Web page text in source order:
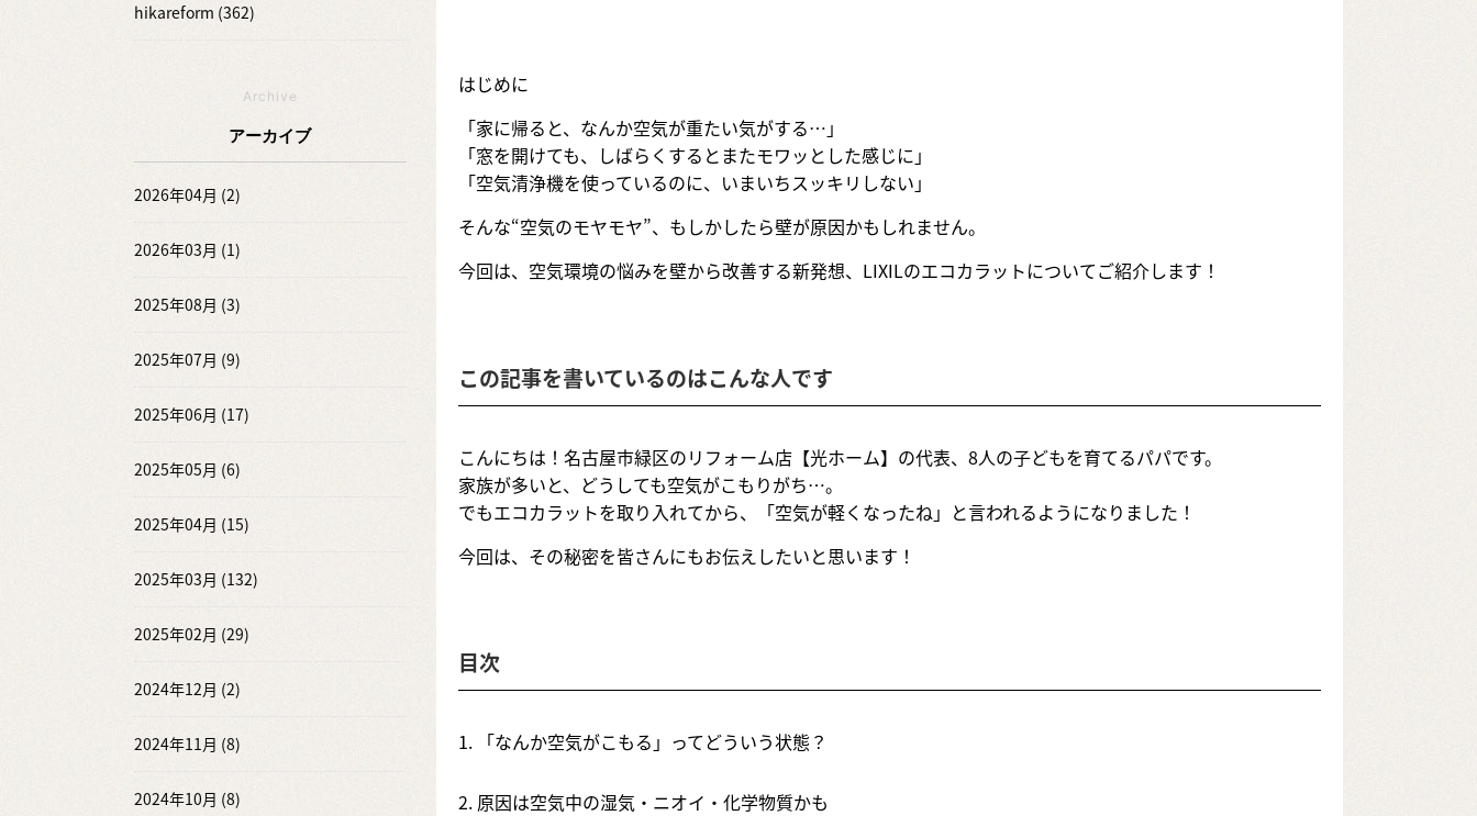
はじめに
「家に帰ると、なんか空気が重たい気がする…」
「窓を開けても、しばらくするとまたモワッとした感じに」
「空気清浄機を使っているのに、いまいちスッキリしない」
そんな“空気のモヤモヤ”、もしかしたら壁が原因かもしれません。
今回は、空気環境の悩みを壁から改善する新発想、LIXILのエコカラットについてご紹介します！
この記事を書いているのはこんな人です
こんにちは！名古屋市緑区のリフォーム店【光ホーム】の代表、8人の子どもを育てるパパです。
家族が多いと、どうしても空気がこもりがち…。
でもエコカラットを取り入れてから、「空気が軽くなったね」と言われるようになりました！
今回は、その秘密を皆さんにもお伝えしたいと思います！
目次
1. 「なんか空気がこもる」ってどういう状態？
2. 原因は空気中の湿気・ニオイ・化学物質かも
hikareform (362)
Archive
アーカイブ
2026年04月 (2)
2026年03月 (1)
2025年08月 (3)
2025年07月 (9)
2025年06月 (17)
2025年05月 (6)
2025年04月 (15)
2025年03月 (132)
2025年02月 (29)
2024年12月 (2)
2024年11月 (8)
2024年10月 (8)